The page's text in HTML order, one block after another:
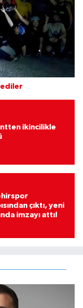
ikincilikle
çıktı, yeni
imzayı attı!